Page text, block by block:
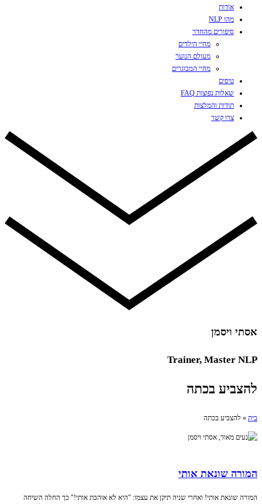
אודות
מהו NLP
סיפורים מהחדר
מחיי הילדים
מעולם הנוער
מחיי המבוגרים
טיפים
שאלות נפוצות FAQ
תודות והמלצות
צרו קשר
אסתי ויסמן
Trainer, Master NLP
להצביע בכתה
בית » להצביע בכתה
המורה שונאת אותי
המורה שונאת אותי! ואחרי שניה תיקן את עצמו: "היא לא אוהבת אותי!" כך החלה השיחה